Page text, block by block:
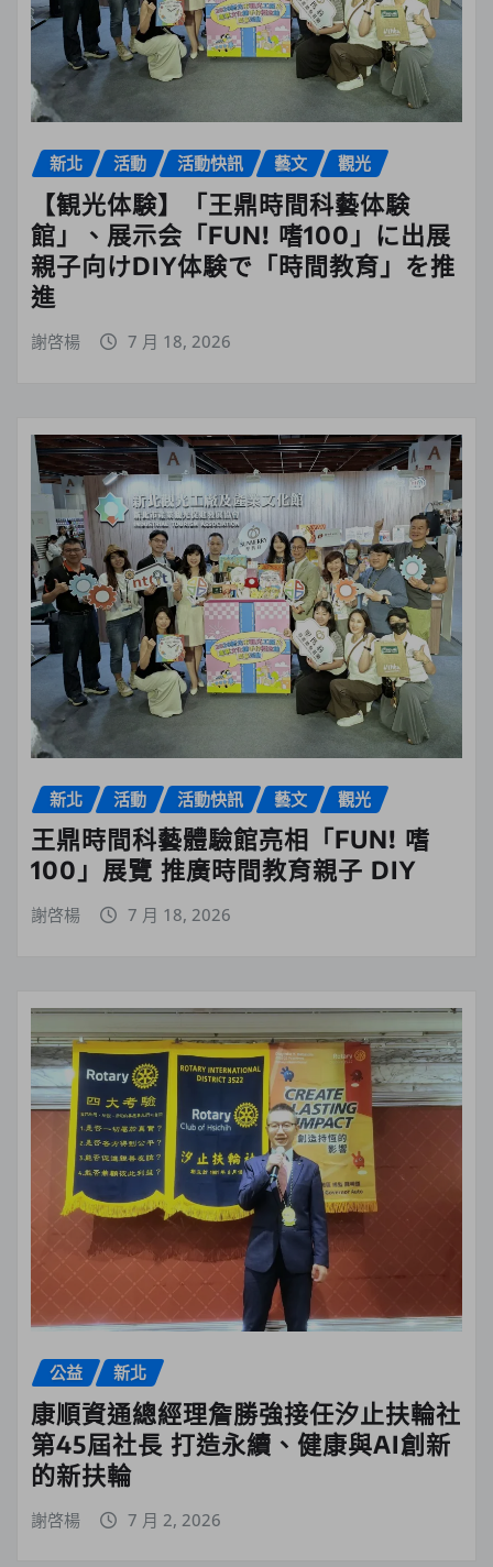
新北 活動 活動快訊 藝文 觀光
【観光体験】「王鼎時間科藝体験
館」、展示会「FUN! 嗜100」に出展
親子向けDIY体験で「時間教育」を推
進
謝啓楊 7 月 18, 2026
新北 活動 活動快訊 藝文 觀光
王鼎時間科藝體驗館亮相「FUN! 嗜
100」展覽 推廣時間教育親子 DIY
謝啓楊 7 月 18, 2026
公益 新北
康順資通總經理詹勝強接任汐止扶輪社
第45屆社長 打造永續、健康與AI創新
的新扶輪
謝啓楊 7 月 2, 2026